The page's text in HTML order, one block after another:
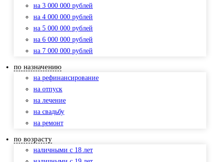
на 3 000 000 рублей
на 4 000 000 рублей
на 5 000 000 рублей
на 6 000 000 рублей
на 7 000 000 рублей
по назначению
на рефинансирование
на отпуск
на лечение
на свадьбу
на ремонт
по возрасту
наличными с 18 лет